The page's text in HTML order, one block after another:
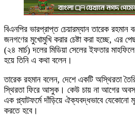
বিএনপির ভারপ্রাপ্ত চেয়ারম্যান তারেক রহমান
জনগণের মুখোমুখি করার চেষ্টা করা হচ্ছে, এর
(২৪ মার্চ) দলের মিডিয়া সেলের ইফতার
হয়ে তিনি এ কথা বলেন।
তারেক রহমান বলেন, দেশে একটি অস্থিরতা
স্থিরতা ফিরে আসুক। কেউ চায় না আগের
এক প্ল্যাটফর্মে দাঁড়িয়ে ঐক্যবদ্ধভাবে যেকোনো
করতে হবে।